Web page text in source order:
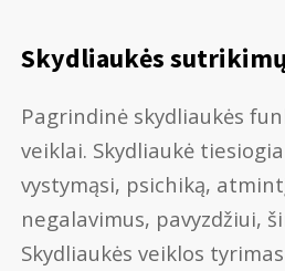
Skydliaukės
Pagrindinė skydliaukės
veiklai. Skydliaukė
vystymąsi, psichiką,
negalavimus, pavyzdžiui,
Skydliaukės veiklos